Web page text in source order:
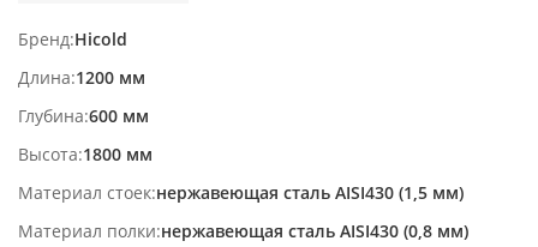
Бренд Hicold
Длина 1200 мм
Глубина 600 мм
Высота 1800 мм
Материал стоек нержавеющая сталь AISI430 (1,5 мм)
Материал полки нержавеющая сталь AISI430 (0,8 мм)